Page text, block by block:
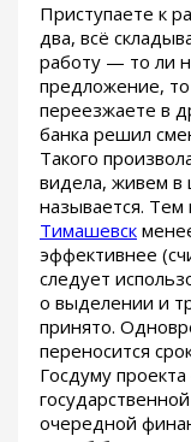
Приступаете к
два, всё
работу — то ли
предложение,
переезжаете в
банка решил
Такого
видела, живем в
называется. Тем
Тимашевск
эффективнее
следует
о выделении и
принято.
переносится
Госдуму
очередной